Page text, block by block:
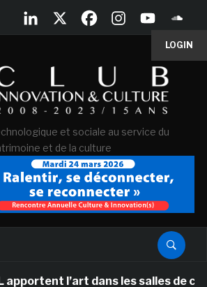
LOGIN
et sociale au service du
et de la culture
l’art dans les salles de classe